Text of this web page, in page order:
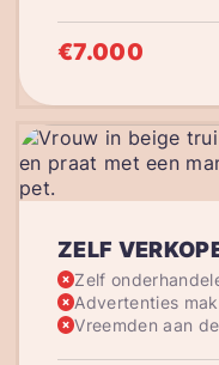
€7.000
ZELF
Zelf
Advertenties
Vreemden aan